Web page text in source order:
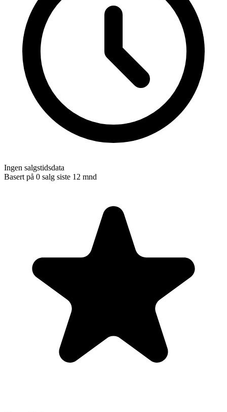
Ingen salgstidsdata
Basert på 0 salg siste 12 mnd